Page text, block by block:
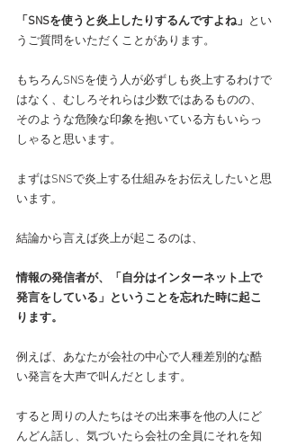
「SNSを使うと炎上したりするんですよね」 とい
うご質問をいただくことがあります。
もちろんSNSを使う人が必ずしも炎上するわけで
はなく、むしろそれらは少数ではあるものの、
そのような危険な印象を抱いている方もいらっ
しゃると思います。
まずはSNSで炎上する仕組みをお伝えしたいと思
います。
結論から言えば炎上が起こるのは、
情報の発信者が、「自分はインターネット上で
発言をしている」ということを忘れた時に起こ
ります。
例えば、あなたが会社の中心で人種差別的な酷
い発言を大声で叫んだとします。
すると周りの人たちはその出来事を他の人にど
んどん話し、気づいたら会社の全員にそれを知